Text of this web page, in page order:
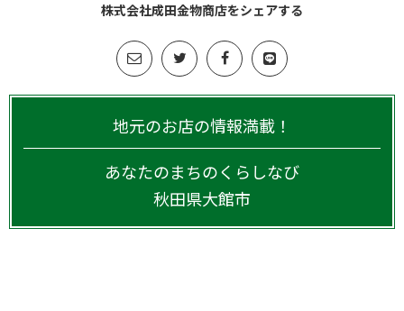
株式会社成田金物商店をシェアする
地元のお店の情報満載！
あなたのまちのくらしなび
秋田県大館市